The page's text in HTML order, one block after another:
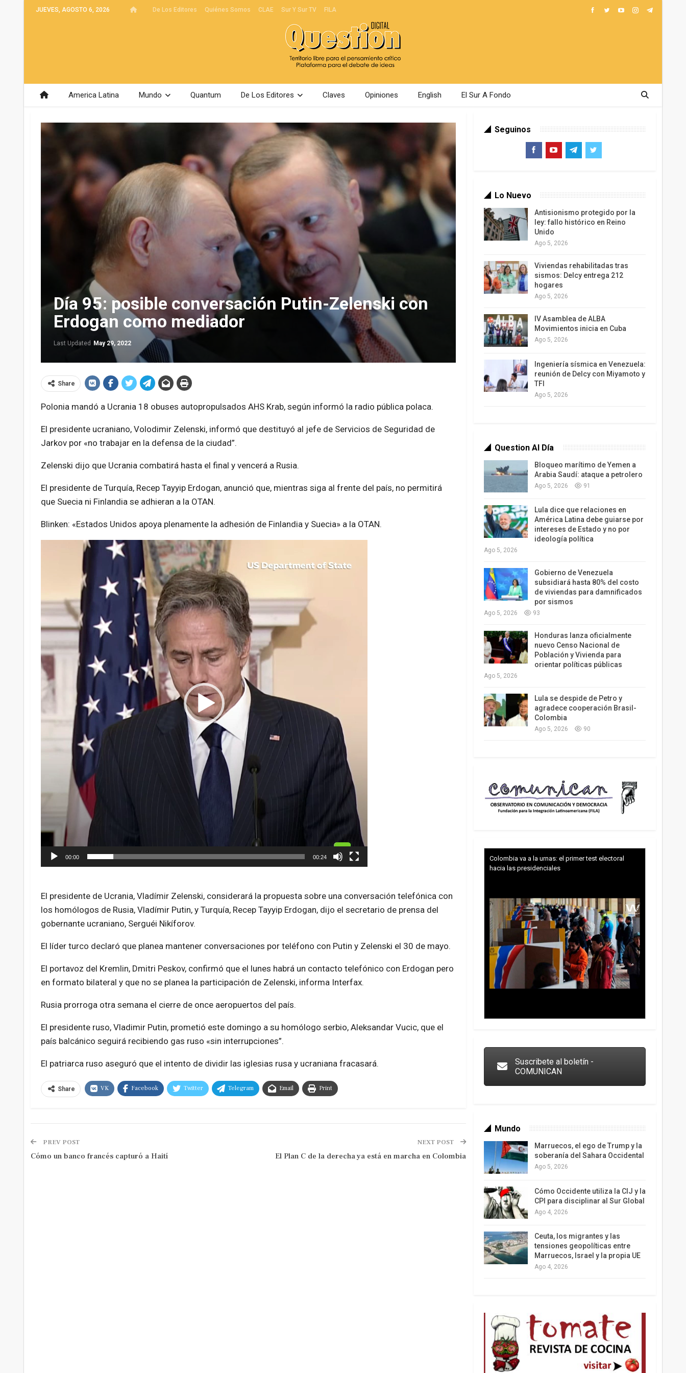
JUEVES, AGOSTO 6, 2026 De Los Editores Quiénes Somos CLAE Sur Y Sur TV FILA
America Latina Mundo Quantum De Los Editores Claves Opiniones English El Sur A Fondo
Día 95: posible conversación Putin-Zelenski con
Erdogan como mediador
Last Updated May 29, 2022
Share
Polonia mandó a Ucrania 18 obuses autopropulsados AHS Krab, según informó la radio pública polaca.
El presidente ucraniano, Volodimir Zelenski, informó que destituyó al jefe de Servicios de Seguridad de
Jarkov por «no trabajar en la defensa de la ciudad”.
Zelenski dijo que Ucrania combatirá hasta el final y vencerá a Rusia.
El presidente de Turquía, Recep Tayyip Erdogan, anunció que, mientras siga al frente del país, no permitirá
que Suecia ni Finlandia se adhieran a la OTAN.
Blinken: «Estados Unidos apoya plenamente la adhesión de Finlandia y Suecia» a la OTAN.
Reproductor
00:00 00:24
El presidente de Ucrania, Vladímir Zelenski, considerará la propuesta sobre una conversación telefónica con
los homólogos de Rusia, Vladímir Putin, y Turquía, Recep Tayyip Erdogan, dijo el secretario de prensa del
gobernante ucraniano, Serguéi Nikíforov.
El líder turco declaró que planea mantener conversaciones por teléfono con Putin y Zelenski el 30 de mayo.
El portavoz del Kremlin, Dmitri Peskov, confirmó que el lunes habrá un contacto telefónico con Erdogan pero
en formato bilateral y que no se planea la participación de Zelenski, informa Interfax.
Rusia prorroga otra semana el cierre de once aeropuertos del país.
El presidente ruso, Vladimir Putin, prometió este domingo a su homólogo serbio, Aleksandar Vucic, que el
país balcánico seguirá recibiendo gas ruso «sin interrupciones”.
El patriarca ruso aseguró que el intento de dividir las iglesias rusa y ucraniana fracasará.
Share VK Facebook Twitter Telegram Email Print
PREV POST
Cómo un banco francés capturó a Haití
NEXT POST
El Plan C de la derecha ya está en marcha en Colombia
Seguinos
Lo Nuevo
Antisionismo protegido por la
ley: fallo histórico en Reino
Unido
Ago 5, 2026
Viviendas rehabilitadas tras
sismos: Delcy entrega 212
hogares
Ago 5, 2026
IV Asamblea de ALBA
Movimientos inicia en Cuba
Ago 5, 2026
Ingeniería sísmica en Venezuela:
reunión de Delcy con Miyamoto y
TFI
Ago 5, 2026
Question Al Día
Bloqueo marítimo de Yemen a
Arabia Saudí: ataque a petrolero
Ago 5, 2026 91
Lula dice que relaciones en
América Latina debe guiarse por
intereses de Estado y no por
ideología política
Ago 5, 2026
Gobierno de Venezuela
subsidiará hasta 80% del costo
de viviendas para damnificados
por sismos
Ago 5, 2026 93
Honduras lanza oficialmente
nuevo Censo Nacional de
Población y Vivienda para
orientar políticas públicas
Ago 5, 2026
Lula se despide de Petro y
agradece cooperación Brasil-
Colombia
Ago 5, 2026 90
Colombia va a la urnas: el primer test electoral
hacia las presidenciales
Los latinos le van dando la espalda a Trump
Suscribete al boletín -
COMUNICAN
Mundo
Marruecos, el ego de Trump y la
soberanía del Sahara Occidental
Ago 5, 2026
Cómo Occidente utiliza la CIJ y la
CPI para disciplinar al Sur Global
Ago 4, 2026
Ceuta, los migrantes y las
tensiones geopolíticas entre
Marruecos, Israel y la propia UE
Ago 4, 2026